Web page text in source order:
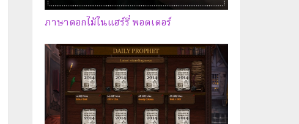
ภาษาดอกไม้ในแฮร์รี่ พอตเตอร์